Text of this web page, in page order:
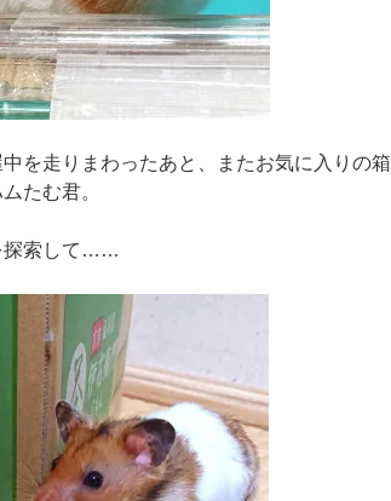
を走りまわったあと、またお気に入りの箱
たむ君。
探索して……